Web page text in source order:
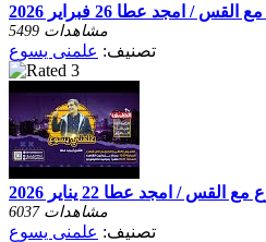
/ امجد عطا 26 فبراير 2026
5499 مشاهدات
تصنيف: علمنى يسوع
/ امجد عطا 22 يناير 2026
6037 مشاهدات
تصنيف: علمنى يسوع